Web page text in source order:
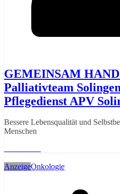
GEMEINSAM
Palliativteam
Pflegedienst APV
Bessere Lebensqualität und
Menschen
AnzeigeOnkologie